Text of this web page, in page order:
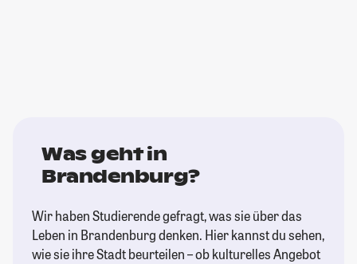
Was geht in
Brandenburg?
Wir haben Studierende gefragt, was sie über das
Leben in Brandenburg denken. Hier kannst du sehen,
wie sie ihre Stadt beurteilen – ob kulturelles Angebot